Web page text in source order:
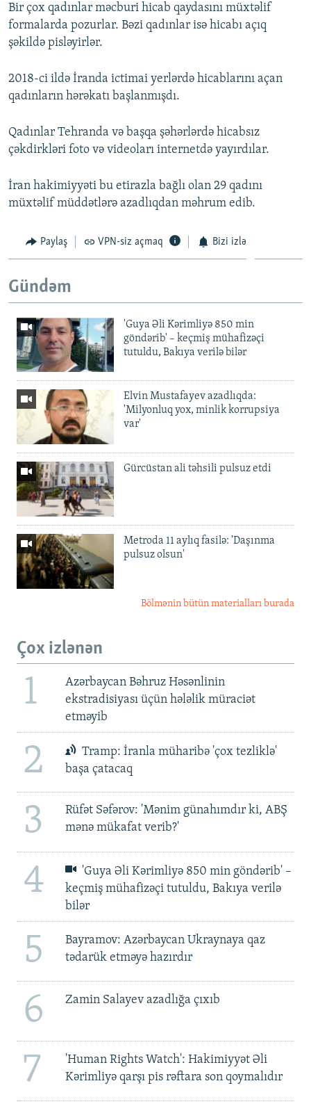
Bir çox qadınlar məcburi hicab qaydasını müxtəlif
formalarda pozurlar. Bəzi qadınlar isə hicabı açıq
şəkildə pisləyirlər.
2018-ci ildə İranda ictimai yerlərdə hicablarını açan
qadınların hərəkatı başlanmışdı.
Qadınlar Tehranda və başqa şəhərlərdə hicabsız
çəkdirkləri foto və videoları internetdə yayırdılar.
İran hakimiyyəti bu etirazla bağlı olan 29 qadını
müxtəlif müddətlərə azadlıqdan məhrum edib.
Paylaş VPN-siz açmaq Bizi izlə
Gündəm
'Guya Əli Kərimliyə 850 min
göndərib' – keçmiş mühafizəçi
tutuldu, Bakıya verilə bilər
Elvin Mustafayev azadlıqda:
'Milyonluq yox, minlik korrupsiya
var'
Gürcüstan ali təhsili pulsuz etdi
Metroda 11 aylıq fasilə: 'Daşınma
pulsuz olsun'
Bölmənin bütün materialları burada
Çox izlənən
1
Azərbaycan Bəhruz Həsənlinin
ekstradisiyası üçün hələlik müraciət
etməyib
2
Tramp: İranla müharibə 'çox tezliklə'
başa çatacaq
3
Rüfət Səfərov: 'Mənim günahımdır ki, ABŞ
mənə mükafat verib?'
4
'Guya Əli Kərimliyə 850 min göndərib' –
keçmiş mühafizəçi tutuldu, Bakıya verilə
bilər
5
Bayramov: Azərbaycan Ukraynaya qaz
tədarük etməyə hazırdır
6 Zamin Salayev azadlığa çıxıb
7
'Human Rights Watch': Hakimiyyət Əli
Kərimliyə qarşı pis rəftara son qoymalıdır